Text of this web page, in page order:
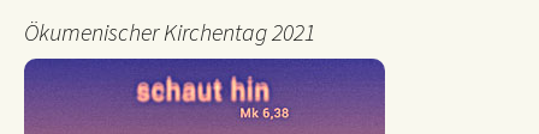
Ökumenischer Kirchentag 2021